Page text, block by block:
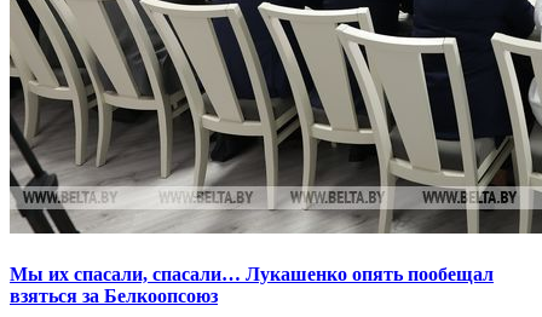
Мы их спасали, спасали… Лукашенко опять пообещал
взяться за Белкоопсоюз